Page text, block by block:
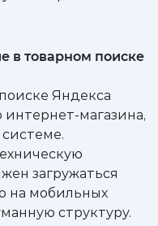
в товарном поиске
Яндекса
интернет-магазина,
загружаться
на мобильных
структуру.